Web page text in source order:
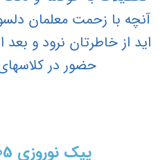
آنچه با زحمت معلمان
اید از خاطرتان نرود و بعد
حضور در
پیک نوروزی 1405 دوم.pdf